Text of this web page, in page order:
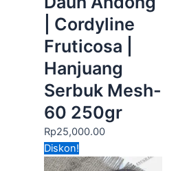
| Cordyline
Fruticosa |
Hanjuang
Serbuk Mesh-
60 250gr
Rp25,000.00
Diskon!
Harga
aslinya
saat